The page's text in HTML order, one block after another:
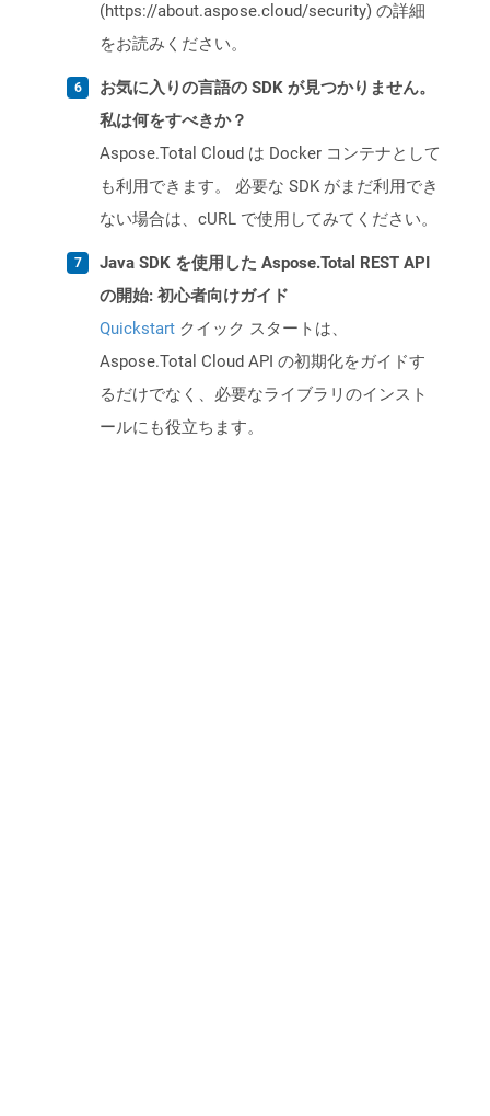
(https://about.aspose.cloud/security) の詳細
をお読みください。
お気に入りの言語の SDK が見つかりません。
私は何をすべきか？
Aspose.Total Cloud は Docker コンテナとして
も利用できます。 必要な SDK がまだ利用でき
ない場合は、cURL で使用してみてください。
Java SDK を使用した Aspose.Total REST API
の開始: 初心者向けガイド
Quickstart クイック スタートは、
Aspose.Total Cloud API の初期化をガイドす
るだけでなく、必要なライブラリのインスト
ールにも役立ちます。